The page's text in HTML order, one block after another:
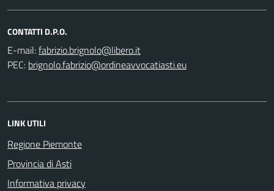
CONTATTI D.P.O.
E-mail:
PEC:
LINK UTILI
Regione Piemonte
Provincia di Asti
Informativa privacy